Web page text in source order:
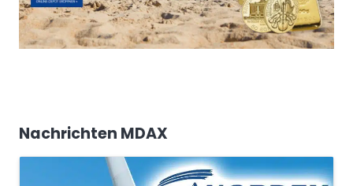
Nachrichten MDAX